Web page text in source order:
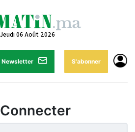
Jeudi 06 Août 2026
Newsletter S'abonner